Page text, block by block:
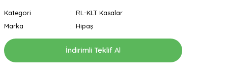
Kategori
RL-KLT Kasalar
Marka
Hipaş
İndirimli Teklif Al